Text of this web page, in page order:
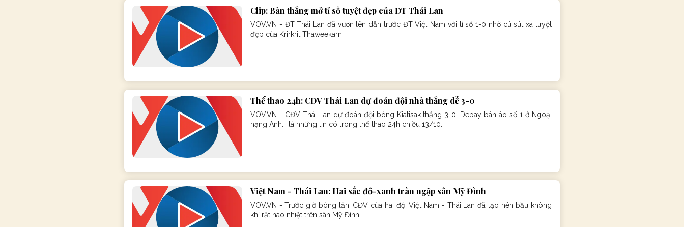
Clip: Bàn thắng mở tỉ số tuyệt đẹp của ĐT Thái Lan
VOV.VN - ĐT Thái Lan đã vươn lên dẫn trước ĐT Việt Nam với tỉ số 1-0 nhờ cú sút xa tuyệt
đẹp của Krirkrit Thaweekarn.
Thể thao 24h: CĐV Thái Lan dự đoán đội nhà thắng dễ 3-0
VOV.VN - CĐV Thái Lan dự đoán đội bóng Kiatisak thắng 3-0, Depay bán áo số 1 ở Ngoại
hạng Anh... là những tin có trong thể thao 24h chiều 13/10.
Việt Nam - Thái Lan: Hai sắc đỏ-xanh tràn ngập sân Mỹ Đình
VOV.VN - Trước giờ bóng lăn, CĐV của hai đội Việt Nam - Thái Lan đã tạo nên bầu không
khí rất náo nhiệt trên sân Mỹ Đình.